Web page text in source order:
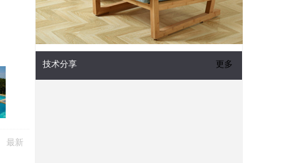
最新
更多
技术分享